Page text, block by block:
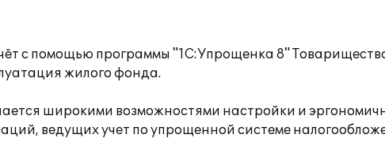
с помощью программы "1С:Упрощенка 8"
жилого фонда.
широкими возможностями настройки и
ведущих учет по упрощенной системе